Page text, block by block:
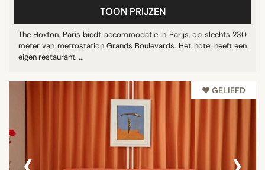
TOON PRIJZEN
The Hoxton, Paris biedt accommodatie in Parijs, op slechts 230
meter van metrostation Grands Boulevards. Het hotel heeft een
eigen restaurant. ...
♥︎ GELIEFD